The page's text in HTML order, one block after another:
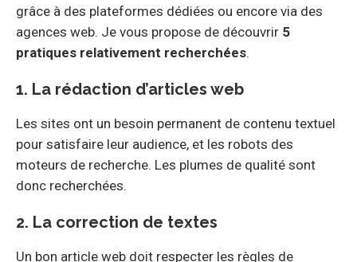
grâce à des plateformes dédiées ou encore via des
agences web. Je vous propose de découvrir 5
pratiques relativement recherchées.
1. La rédaction d’articles web
Les sites ont un besoin permanent de contenu textuel
pour satisfaire leur audience, et les robots des
moteurs de recherche. Les plumes de qualité sont
donc recherchées.
2. La correction de textes
Un bon article web doit respecter les règles de